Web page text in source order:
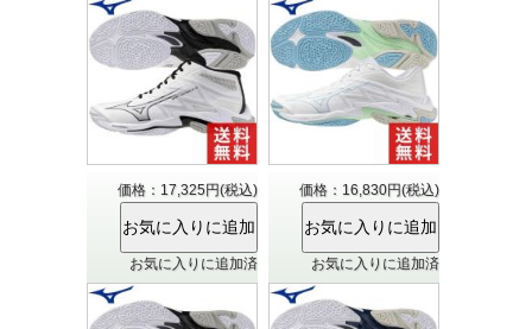
価格：17,325円(税込)
お気に入りに追加済
価格：16,830円(税込)
お気に入りに追加済